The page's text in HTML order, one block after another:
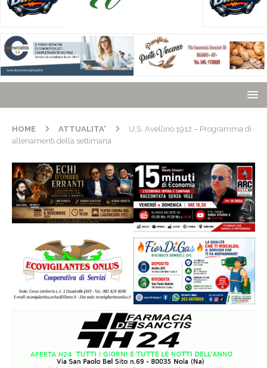
HOME ATTUALITA'
U.S. Avellino 1912 – Programma di
allenamenti della settimana